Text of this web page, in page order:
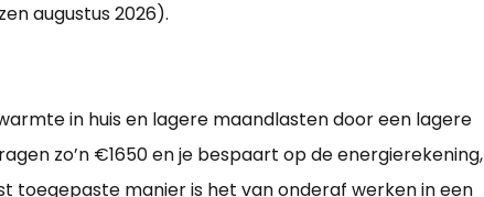
augustus 2026).
in huis en lagere maandlasten door een lagere
zo’n €1650 en je bespaart op de energierekening,
toegepaste manier is het van onderaf werken in een